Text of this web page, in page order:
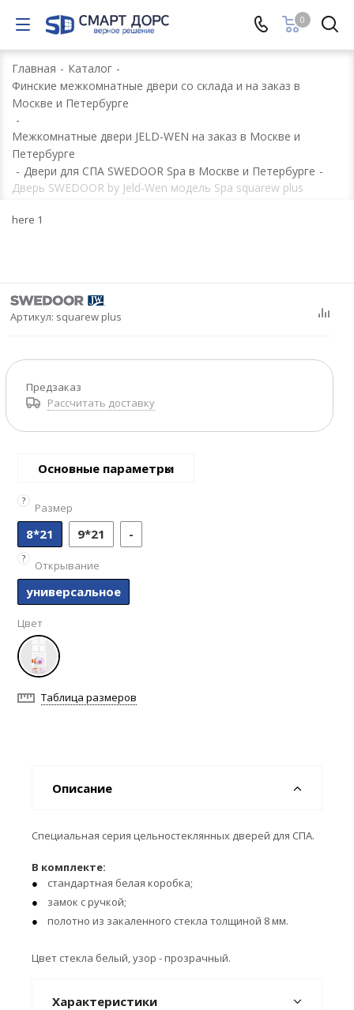
0
Главная - Каталог -
Финские межкомнатные двери со склада и на заказ в
Москве и Петербурге
-
Межкомнатные двери JELD-WEN на заказ в Москве и
Петербурге
- Двери для СПА SWEDOOR Spa в Москве и Петербурге -
Дверь SWEDOOR by Jeld-Wen модель Spa squarew plus
here 1
Артикул: squarew plus
Предзаказ
Рассчитать доставку
Основные параметры
?
Размер
8*21 9*21 -
?
Открывание
универсальное
Цвет
Таблица размеров
Описание
Специальная серия цельностеклянных дверей для СПА.
В комплекте:
стандартная белая коробка;
замок с ручкой;
полотно из закаленного стекла толщиной 8 мм.
Цвет стекла белый, узор - прозрачный.
Характеристики